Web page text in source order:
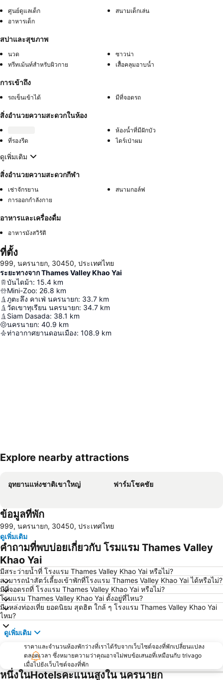
ศูนย์ดูแลเด็ก
สนามเด็กเล่น
อาหารเด็ก
สปาและสุขภาพ
นวด
ซาวน่า
ทรีทเม้นท์สำหรับผิวกาย
เสื้อคลุมอาบน้ำ
การเข้าถึง
รถเข็นเข้าได้ มีที่จอดรถ
สิ่งอำนวยความสะดวกในห้อง
ห้องน้ำที่มีฝักบัว
ที่รองรีด
ไดร์เป่าผม
ดูเพิ่มเติม
สิ่งอำนวยความสะดวกกีฬา
เช่าจักรยาน
สนามกอล์ฟ
การออกกำลังกาย
อาหารและเครื่องดื่ม
อาหารมังสวิรัติ
ที่ตั้ง
999, นครนายก, 30450, ประเทศไทย
ระยะทางจาก Thames Valley Khao Yai
บันไดม้า: 15.4 km
Mini-Zoo: 26.8 km
ภูตะลึง คาเฟ่ นครนายก: 33.7 km
วัดเขาทุเรียน นครนายก: 34.7 km
Siam Dasada: 38.1 km
นครนายก: 40.9 km
ท่าอากาศยานดอนเมือง: 108.9 km
Explore nearby attractions
อุทยานแห่งชาติเขาใหญ่ ฟาร์มโชคชัย
ข้อมูลที่พัก
999, นครนายก, 30450, ประเทศไทย
ดูเพิ่มเติม
คำถามที่พบบ่อยเกี่ยวกับ โรมแรม Thames Valley
Khao Yai
มีสระว่ายน้ำที่ โรงแรม Thames Valley Khao Yai หรือไม่?
สามารถนำสัตว์เลี้ยงเข้าพักที่โรงแรม Thames Valley Khao Yai ได้หรือไม่?
มีที่จอดรถที่ โรงแรม Thames Valley Khao Yai หรือไม่?
โรมแรม Thames Valley Khao Yai ตั้งอยู่ที่ไหน?
มีแหล่งท่องเที่ย ยอดนิยม สุดฮิต ใกล้ ๆ โรงแรม Thames Valley Khao Yai
ไหม?
ดูเพิ่มเติม
ราคาและจำนวนห้องพักว่างที่เราได้รับจากเว็บไซต์จองที่พักเปลี่ยนแปลง
ตลอดเวลา ซึ่งหมายความว่าคุณอาจไม่พบข้อเสนอที่เหมือนกับ trivago
เมื่อไปยังเว็บไซต์จองที่พัก
หนึ่งในHotelsคะแนนสูงใน นครนายก